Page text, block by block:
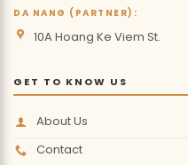
DA NANG (PARTNER):
10A Hoang Ke Viem St.
GET TO KNOW US
About Us
Contact